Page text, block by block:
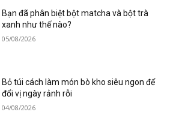
Bạn đã phân biệt bột matcha và bột trà
xanh như thế nào?
05/08/2026
Bỏ túi cách làm món bò kho siêu ngon để
đổi vị ngày rảnh rỗi
04/08/2026